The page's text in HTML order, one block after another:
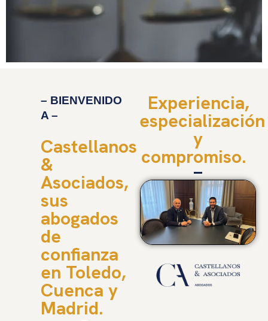
– BIENVENIDO
A –
Castellanos
&
Asociados,
sus
abogados
de
confianza
en Toledo,
Cuenca y
Madrid.
Experiencia,
especialización
y
compromiso.